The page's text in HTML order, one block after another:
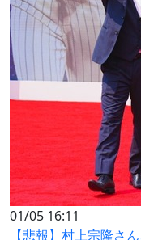
01/05 16:11
【悲報】村上宗隆さ